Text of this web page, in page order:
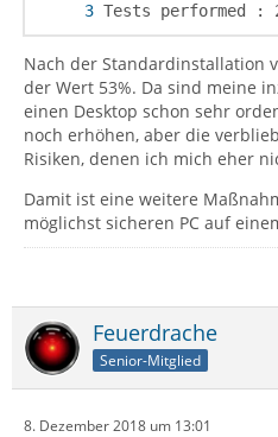
Tests performed :
Nach der Standardinstallation
der Wert 53%. Da sind meine
einen Desktop schon sehr
noch erhöhen, aber die
Risiken, denen ich mich eher
Damit ist eine weitere
möglichst sicheren PC auf
Feuerdrache
Senior-Mitglied
8. Dezember 2018 um 13:01